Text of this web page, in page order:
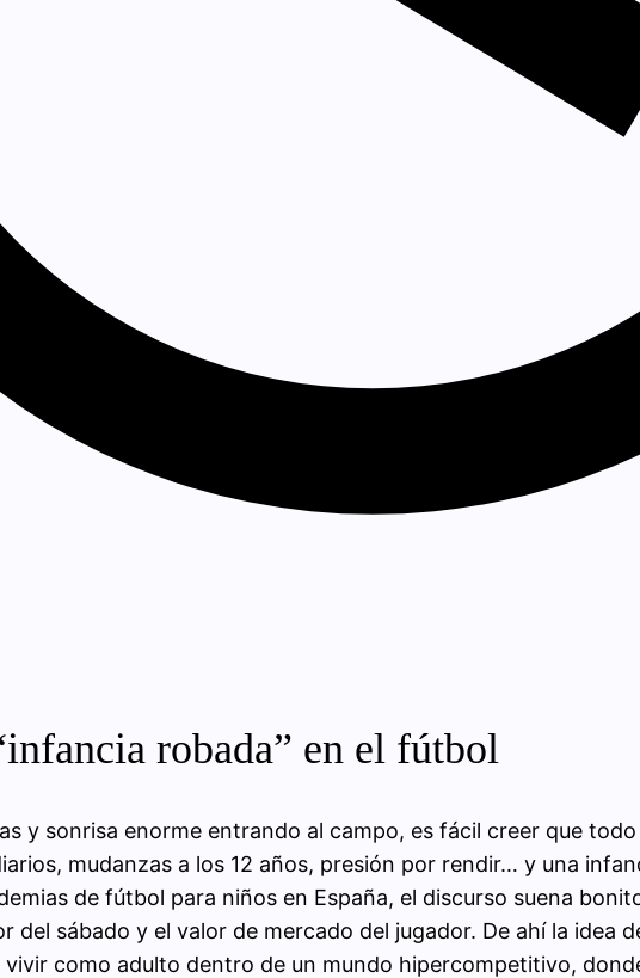
robada” en el fútbol
y sonrisa enorme entrando al campo, es fácil creer que
mudanzas a los 12 años, presión por rendir… y una
de fútbol para niños en España, el discurso suena
del sábado y el valor de mercado del jugador. De ahí la idea
como adulto dentro de un mundo hipercompetitivo,